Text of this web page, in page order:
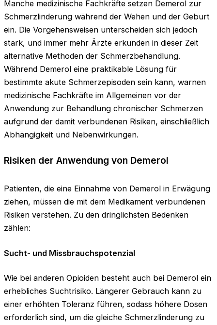
Manche medizinische Fachkräfte setzen Demerol zur
Schmerzlinderung während der Wehen und der Geburt
ein. Die Vorgehensweisen unterscheiden sich jedoch
stark, und immer mehr Ärzte erkunden in dieser Zeit
alternative Methoden der Schmerzbehandlung.
Während Demerol eine praktikable Lösung für
bestimmte akute Schmerzepisoden sein kann, warnen
medizinische Fachkräfte im Allgemeinen vor der
Anwendung zur Behandlung chronischer Schmerzen
aufgrund der damit verbundenen Risiken, einschließlich
Abhängigkeit und Nebenwirkungen.
Risiken der Anwendung von Demerol
Patienten, die eine Einnahme von Demerol in Erwägung
ziehen, müssen die mit dem Medikament verbundenen
Risiken verstehen. Zu den dringlichsten Bedenken
zählen:
Sucht- und Missbrauchspotenzial
Wie bei anderen Opioiden besteht auch bei Demerol ein
erhebliches Suchtrisiko. Längerer Gebrauch kann zu
einer erhöhten Toleranz führen, sodass höhere Dosen
erforderlich sind, um die gleiche Schmerzlinderung zu